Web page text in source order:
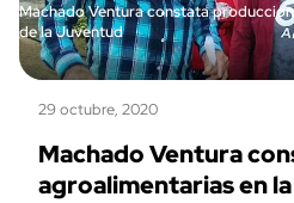
Machado Ventura constata
de la Juventud
29 octubre, 2020
Machado Ventura
agroalimentarias en